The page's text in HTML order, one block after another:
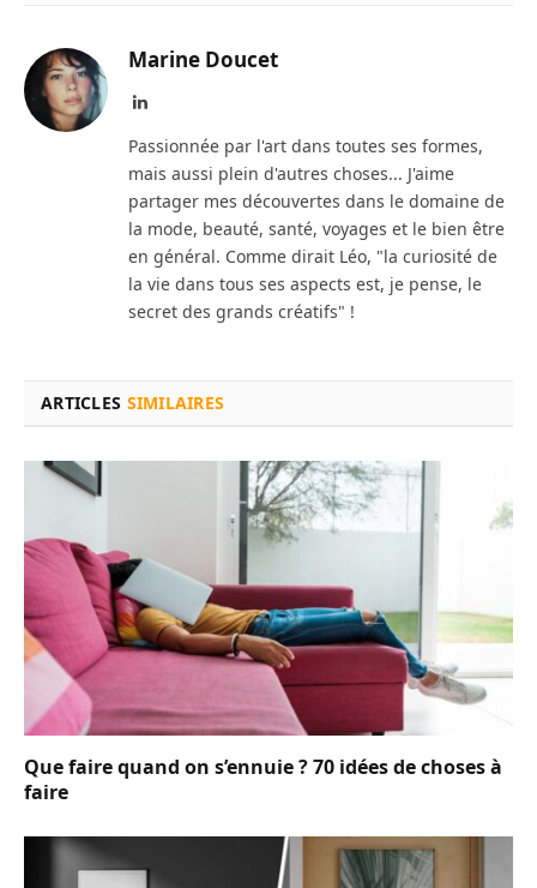
Marine Doucet
LinkedIn
Passionnée par l'art dans toutes ses formes,
mais aussi plein d'autres choses... J'aime
partager mes découvertes dans le domaine de
la mode, beauté, santé, voyages et le bien être
en général. Comme dirait Léo, "la curiosité de
la vie dans tous ses aspects est, je pense, le
secret des grands créatifs" !
ARTICLES SIMILAIRES
Que faire quand on s’ennuie ? 70 idées de choses à
faire